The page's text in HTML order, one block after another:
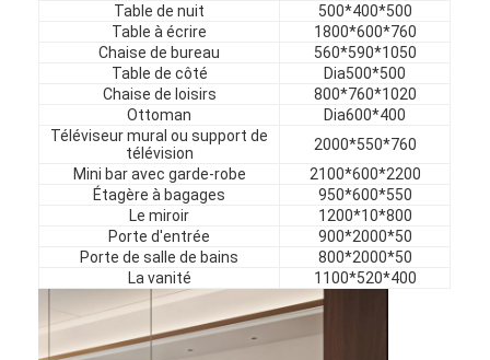
Table de nuit
500*400*500
Table à écrire
1800*600*760
Chaise de bureau
560*590*1050
Table de côté
Dia500*500
Chaise de loisirs
800*760*1020
Ottoman
Dia600*400
Téléviseur mural ou support de
télévision
2000*550*760
Mini bar avec garde-robe
2100*600*2200
Étagère à bagages
950*600*550
Le miroir
1200*10*800
Porte d'entrée
900*2000*50
Porte de salle de bains
800*2000*50
La vanité
1100*520*400